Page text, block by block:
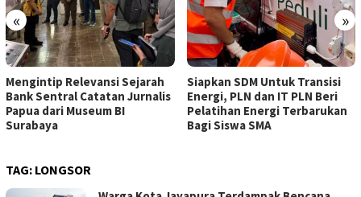
« »
Mengintip Relevansi Sejarah
Bank Sentral Catatan Jurnalis
Papua dari Museum BI
Surabaya
Siapkan SDM Untuk Transisi
Energi, PLN dan IT PLN Beri
Pelatihan Energi Terbarukan
Bagi Siswa SMA
TAG: LONGSOR